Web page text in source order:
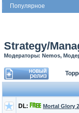
Популярное
Strategy/
Модераторы: Nemos,
DL: Mortal Glory